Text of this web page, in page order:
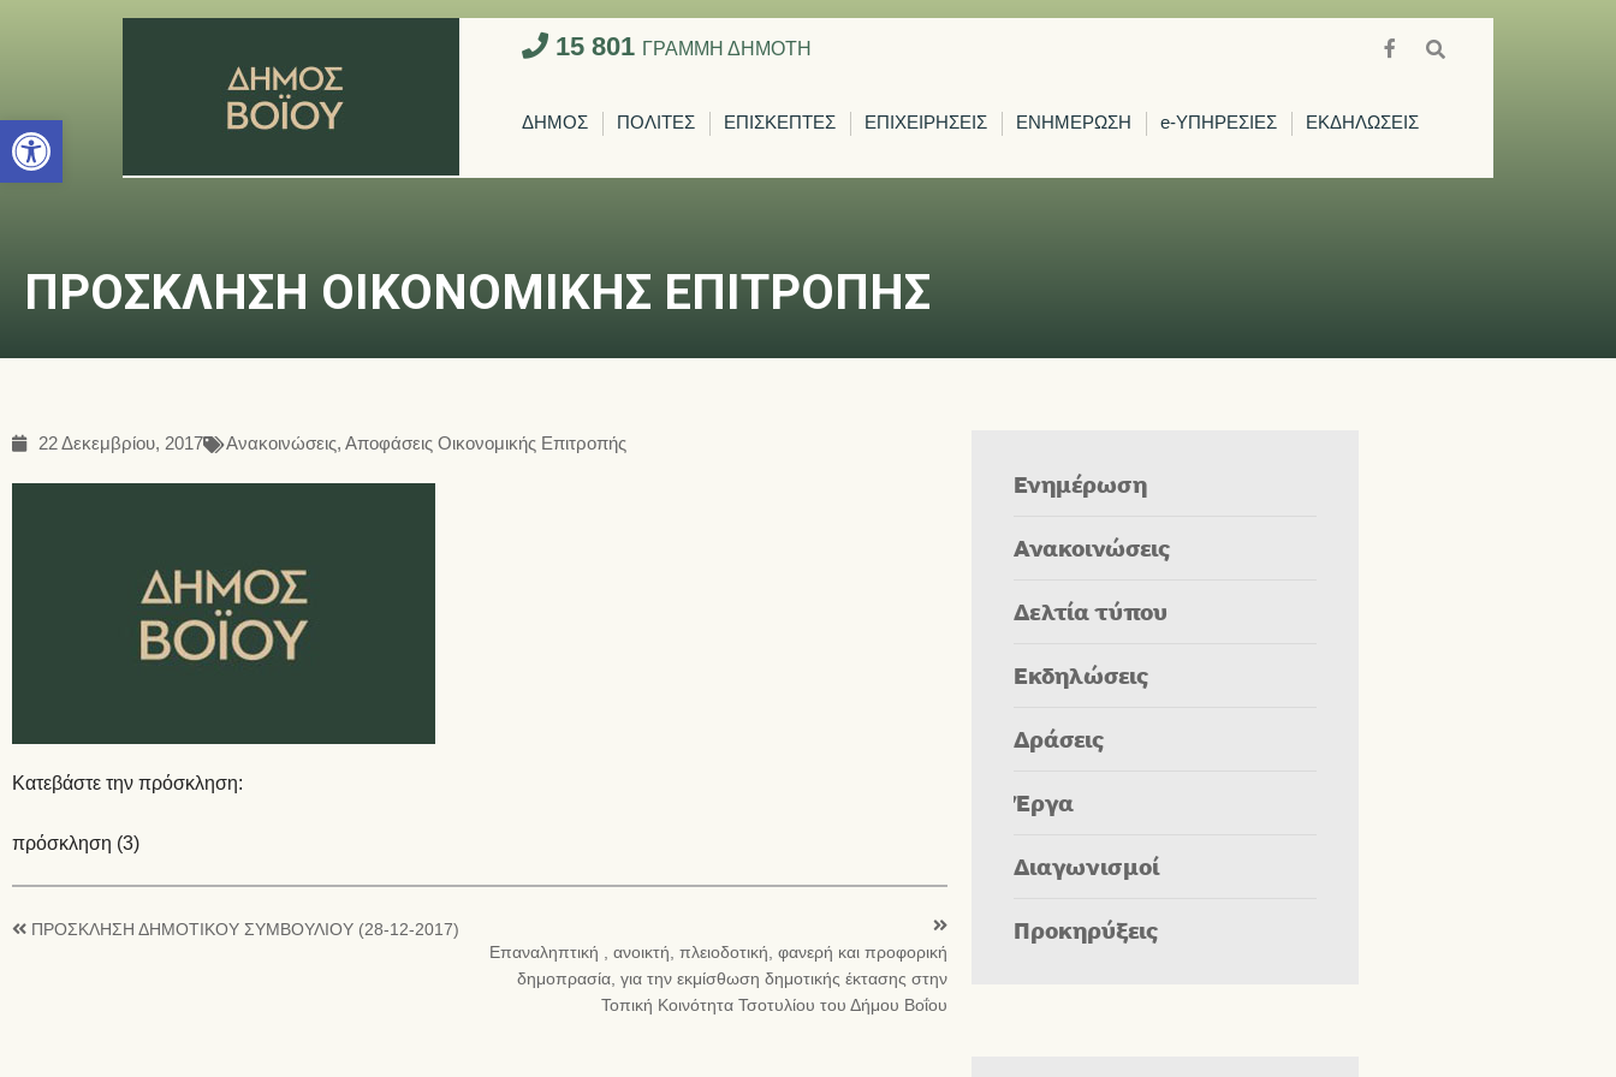
Ανοίξτε τη γραμμή εργαλείων
15 801 ΓΡΑΜΜΗ ΔΗΜΟΤΗ
ΔΗΜΟΣ ΠΟΛΙΤΕΣ ΕΠΙΣΚΕΠΤΕΣ ΕΠΙΧΕΙΡΗΣΕΙΣ ΕΝΗΜΕΡΩΣΗ e-ΥΠΗΡΕΣΙΕΣ ΕΚΔΗΛΩΣΕΙΣ
ΠΡΟΣΚΛΗΣΗ ΟΙΚΟΝΟΜΙΚΗΣ ΕΠΙΤΡΟΠΗΣ
22 Δεκεμβρίου, 2017 Ανακοινώσεις,Αποφάσεις Οικονομικής Επιτροπής
Κατεβάστε την πρόσκληση:
πρόσκληση (3)
ΠΡΟΣΚΛΗΣΗ ΔΗΜΟΤΙΚΟΥ ΣΥΜΒΟΥΛΙΟΥ (28-12-2017)
Επαναληπτική , ανοικτή, πλειοδοτική, φανερή και προφορική
δημοπρασία, για την εκμίσθωση δημοτικής έκτασης στην
Τοπική Κοινότητα Τσοτυλίου του Δήμου Βοΐου
Ενημέρωση
Ανακοινώσεις
Δελτία τύπου
Εκδηλώσεις
Δράσεις
Έργα
Διαγωνισμοί
Προκηρύξεις